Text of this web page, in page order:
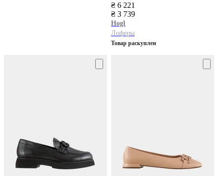
₴ 6 221
₴ 3 739
Hogl
Лоферы
Товар раскуплен